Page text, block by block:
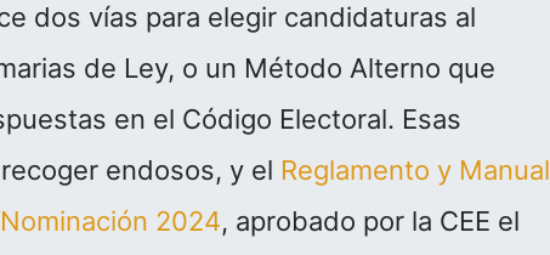
dos vías para elegir candidaturas al
de Ley, o un Método Alterno que
en el Código Electoral. Esas
endosos, y el Reglamento y Manual
2024, aprobado por la CEE el